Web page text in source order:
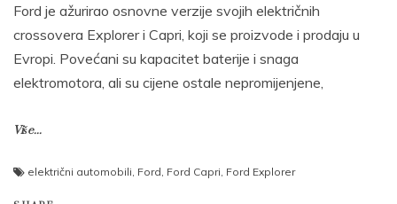
Ford je ažurirao osnovne verzije svojih električnih
crossovera Explorer i Capri, koji se proizvode i prodaju u
Evropi. Povećani su kapacitet baterije i snaga
elektromotora, ali su cijene ostale nepromijenjene,
Više...
električni automobili, Ford, Ford Capri, Ford Explorer